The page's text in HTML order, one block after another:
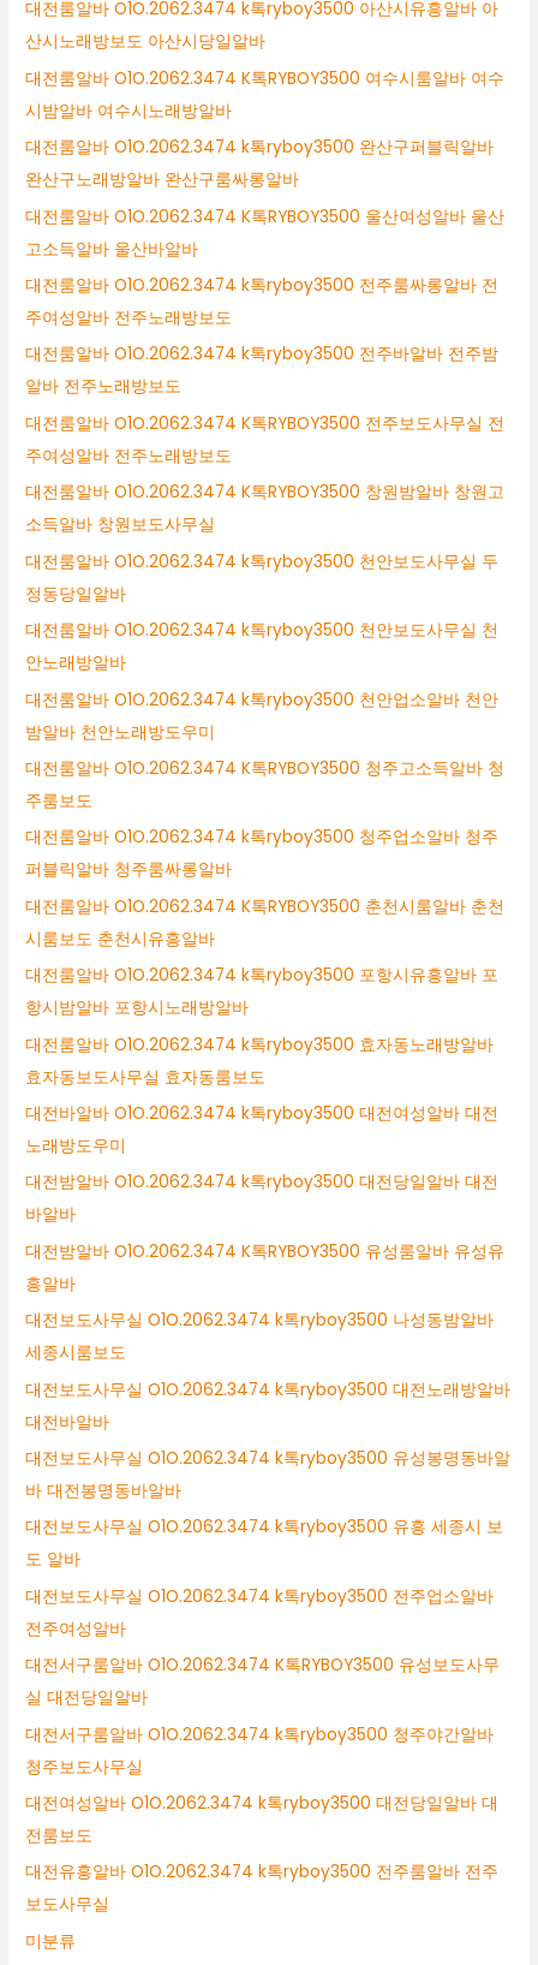
대전룸알바 O1O.2062.3474 k톡ryboy3500 아산시유흥알바 아
산시노래방보도 아산시당일알바
대전룸알바 O1O.2062.3474 K톡RYBOY3500 여수시룸알바 여수
시밤알바 여수시노래방알바
대전룸알바 O1O.2062.3474 k톡ryboy3500 완산구퍼블릭알바
완산구노래방알바 완산구룸싸롱알바
대전룸알바 O1O.2062.3474 K톡RYBOY3500 울산여성알바 울산
고소득알바 울산바알바
대전룸알바 O1O.2062.3474 k톡ryboy3500 전주룸싸롱알바 전
주여성알바 전주노래방보도
대전룸알바 O1O.2062.3474 k톡ryboy3500 전주바알바 전주밤
알바 전주노래방보도
대전룸알바 O1O.2062.3474 K톡RYBOY3500 전주보도사무실 전
주여성알바 전주노래방보도
대전룸알바 O1O.2062.3474 K톡RYBOY3500 창원밤알바 창원고
소득알바 창원보도사무실
대전룸알바 O1O.2062.3474 k톡ryboy3500 천안보도사무실 두
정동당일알바
대전룸알바 O1O.2062.3474 k톡ryboy3500 천안보도사무실 천
안노래방알바
대전룸알바 O1O.2062.3474 k톡ryboy3500 천안업소알바 천안
밤알바 천안노래방도우미
대전룸알바 O1O.2062.3474 K톡RYBOY3500 청주고소득알바 청
주룸보도
대전룸알바 O1O.2062.3474 k톡ryboy3500 청주업소알바 청주
퍼블릭알바 청주룸싸롱알바
대전룸알바 O1O.2062.3474 K톡RYBOY3500 춘천시룸알바 춘천
시룸보도 춘천시유흥알바
대전룸알바 O1O.2062.3474 k톡ryboy3500 포항시유흥알바 포
항시밤알바 포항시노래방알바
대전룸알바 O1O.2062.3474 k톡ryboy3500 효자동노래방알바
효자동보도사무실 효자동룸보도
대전바알바 O1O.2062.3474 k톡ryboy3500 대전여성알바 대전
노래방도우미
대전밤알바 O1O.2062.3474 k톡ryboy3500 대전당일알바 대전
바알바
대전밤알바 O1O.2062.3474 K톡RYBOY3500 유성룸알바 유성유
흥알바
대전보도사무실 O1O.2062.3474 k톡ryboy3500 나성동밤알바
세종시룸보도
대전보도사무실 O1O.2062.3474 k톡ryboy3500 대전노래방알바
대전바알바
대전보도사무실 O1O.2062.3474 k톡ryboy3500 유성봉명동바알
바 대전봉명동바알바
대전보도사무실 O1O.2062.3474 k톡ryboy3500 유흥 세종시 보
도 알바
대전보도사무실 O1O.2062.3474 k톡ryboy3500 전주업소알바
전주여성알바
대전서구룸알바 O1O.2062.3474 K톡RYBOY3500 유성보도사무
실 대전당일알바
대전서구룸알바 O1O.2062.3474 k톡ryboy3500 청주야간알바
청주보도사무실
대전여성알바 O1O.2062.3474 k톡ryboy3500 대전당일알바 대
전룸보도
대전유흥알바 O1O.2062.3474 k톡ryboy3500 전주룸알바 전주
보도사무실
미분류